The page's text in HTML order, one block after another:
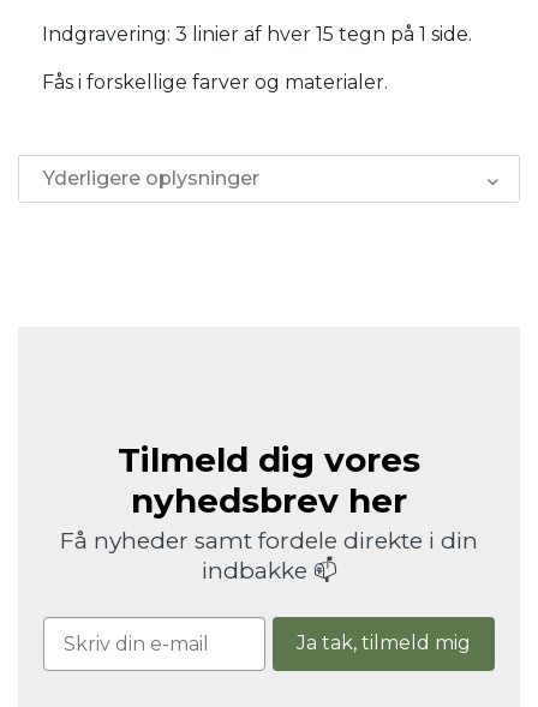
Indgravering: 3 linier af hver 15 tegn på 1 side.
Fås i forskellige farver og materialer.
Yderligere oplysninger
Tilmeld dig vores
nyhedsbrev her
Få nyheder samt fordele direkte i din
indbakke 📫
Ja tak, tilmeld mig